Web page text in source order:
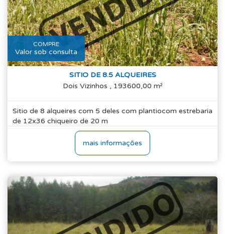
COMPRE
Valor sob consulta
SITIO DE 8.5 ALQUEIRES
Dois Vizinhos , 193600,00 m²
Sitio de 8 alqueires com 5 deles com plantiocom estrebaria
de 12x36 chiqueiro de 20 m
mais informações